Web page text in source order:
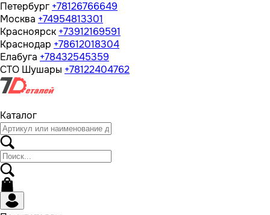
Петербург +78126766649
Москва +74954813301
Красноярск +73912169591
Краснодар +78612018304
Елабуга +78432545359
СТО Шушары +78122404762
Каталог